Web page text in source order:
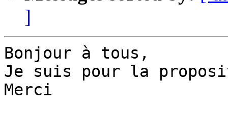
]
Bonjour à tous,
Je suis pour la
Merci